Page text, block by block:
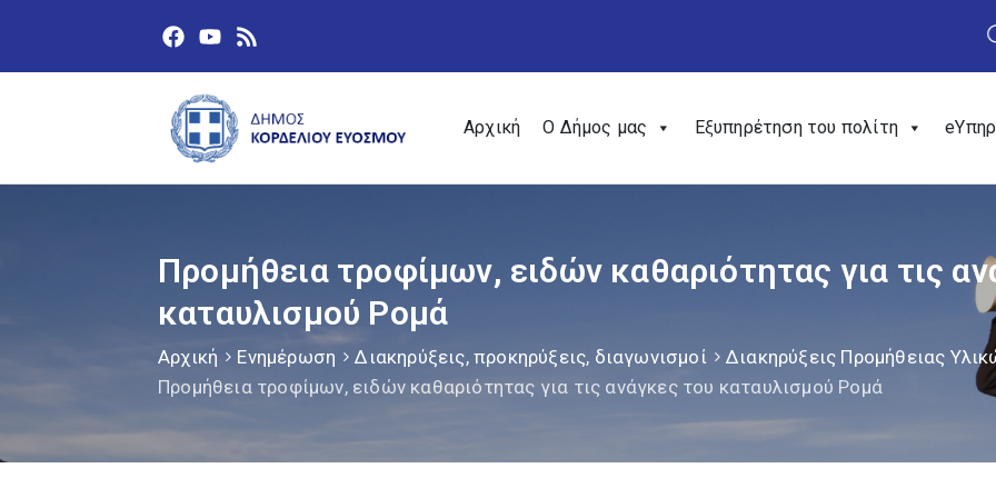
Αρχική Ο Δήμος μας Εξυπηρέτηση του πολίτη
Προμήθεια τροφίμων, ειδών καθαριότητας για τις
καταυλισμού Ρομά
Αρχική Ενημέρωση Διακηρύξεις, προκηρύξεις, διαγωνισμοί
Διακηρύξεις Προμήθειας
Προμήθεια τροφίμων, ειδών καθαριότητας για τις ανάγκες του καταυλισμού Ρομά